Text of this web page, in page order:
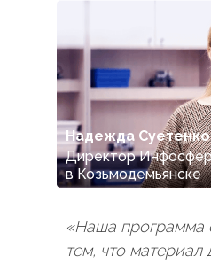
Надежда
Директор
в Козьмодемьянске
«Наша программа
тем, что материал